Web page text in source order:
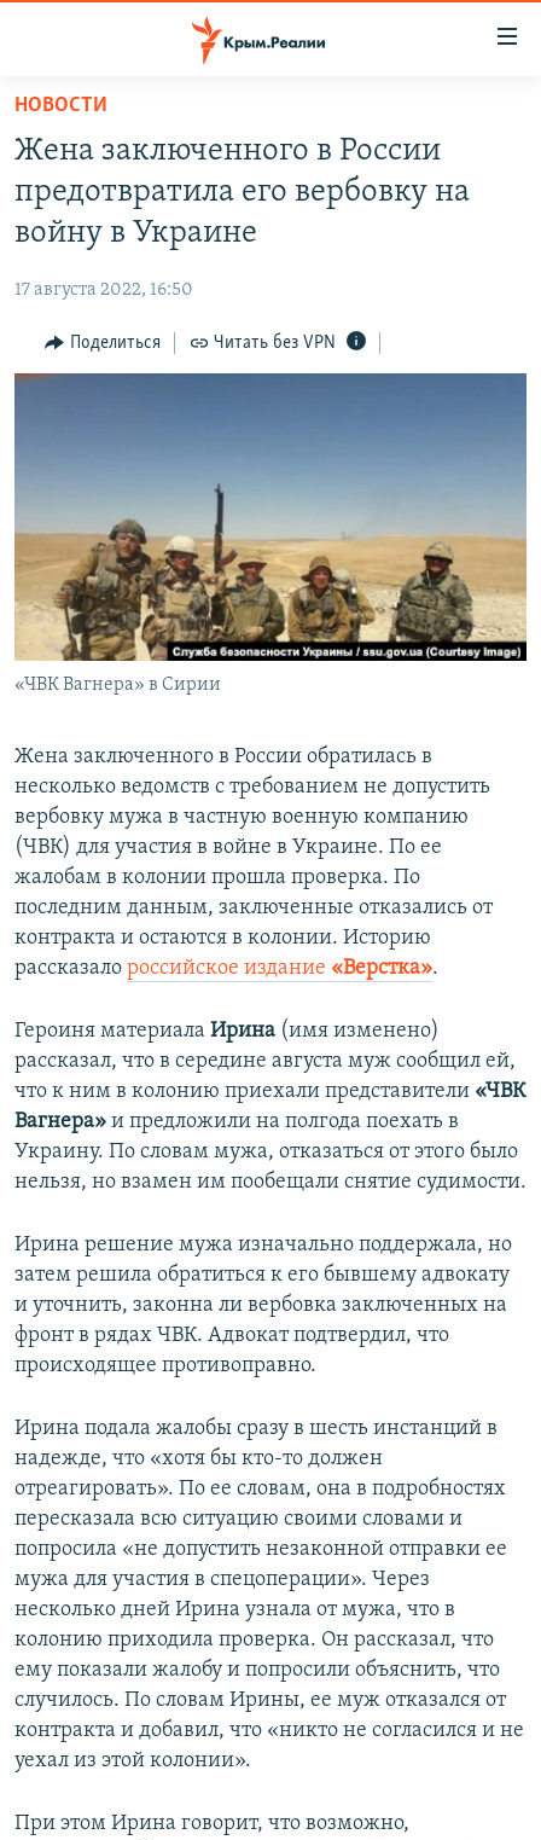
Вернуться
основному
содержанию
Вернутся
главной
навигации
Вернутся
ГРУЗ 200
11 ЛЕТ ОККУПАЦИИ КРЫМА. 11 ИСТОРИЙ СОПРОТИВЛЕНИЯ
ВОДА
ЕЩЕ
ИНТЕРАКТИВ
ПРОПАВШИЕ БЕЗ ВЕСТИ
ПОБЕДИТЕЛЕЙ НЕ СУДЯТ?
КРЫМ.НЕПОКОРЕННЫЙ
ELIFBE
УКРАИНСКАЯ ПРОБЛЕМА КРЫМА
РАДІО СВОБОДА
ПРИСОЕДИНЯЙТЕСЬ!
НОВОСТИ
Жена заключенного в России
предотвратила его вербовку на
войну в Украине
17 августа 2022, 16:50
Поделиться Читать без VPN
«ЧВК Вагнера» в Сирии
Жена заключенного в России обратилась в
несколько ведомств с требованием не допустить
вербовку мужа в частную военную компанию
(ЧВК) для участия в войне в Украине. По ее
жалобам в колонии прошла проверка. По
последним данным, заключенные отказались от
контракта и остаются в колонии. Историю
рассказало российское издание «Верстка».
Героиня материала Ирина (имя изменено)
рассказал, что в середине августа муж сообщил ей,
что к ним в колонию приехали представители «ЧВК
Вагнера» и предложили на полгода поехать в
Украину. По словам мужа, отказаться от этого было
нельзя, но взамен им пообещали снятие судимости.
Ирина решение мужа изначально поддержала, но
затем решила обратиться к его бывшему адвокату
и уточнить, законна ли вербовка заключенных на
фронт в рядах ЧВК. Адвокат подтвердил, что
происходящее противоправно.
Ирина подала жалобы сразу в шесть инстанций в
надежде, что «хотя бы кто-то должен
отреагировать». По ее словам, она в подробностях
пересказала всю ситуацию своими словами и
попросила «не допустить незаконной отправки ее
мужа для участия в спецоперации». Через
несколько дней Ирина узнала от мужа, что в
колонию приходила проверка. Он рассказал, что
ему показали жалобу и попросили объяснить, что
случилось. По словам Ирины, ее муж отказался от
контракта и добавил, что «никто не согласился и не
уехал из этой колонии».
При этом Ирина говорит, что возможно,